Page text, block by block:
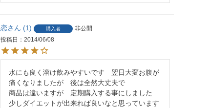
恋 1 購入者
非公開
投稿日
2014/06/08
水にも良く溶け飲みやすいです　翌日大変お腹が
痛くなりましたが　後は全然大丈夫で
商品は違いますが　定期購入する事にしました
少しダイエットが出来れば良いなと思っています